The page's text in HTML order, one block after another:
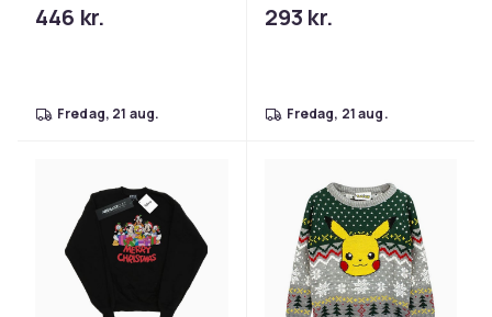
446 kr.
fredag, 21 aug.
293 kr.
fredag, 21 aug.